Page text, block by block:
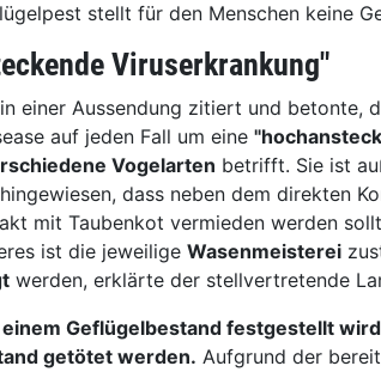
stellt für den Menschen keine
Viruserkrankung"
einer Aussendung zitiert und betonte,
auf jeden Fall um eine
Vogelarten betrifft. Sie ist
dass neben dem direkten
mit Taubenkot vermieden werden
ist die jeweilige Wasenmeisterei
werden, erklärte der stellvertretende
einem Geflügelbestand festgestellt
getötet werden. Aufgrund der